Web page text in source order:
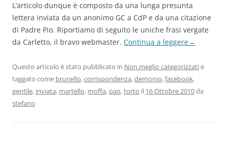
L’articolo dunque è composto da una lunga presunta
lettera inviata da un anonimo GC a CdP e da una citazione
di Padre Pio. Riportiamo di seguito le uniche frasi vergate
da Carletto, il bravo webmaster. Continua a leggere→
Questo articolo è stato pubblicato in Non meglio categorizzatie
taggato come brunello,corrispondenza,demonio,facebook,
gentile, inviata, martello, moffa, pao,torto il 16 Ottobre 2010da
stefano